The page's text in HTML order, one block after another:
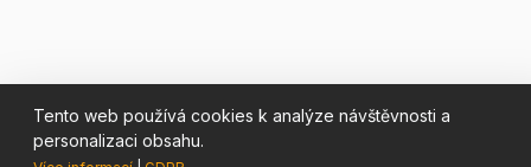
Tento web používá cookies k analýze návštěvnosti a
personalizaci obsahu.